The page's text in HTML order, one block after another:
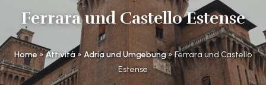
Ferrara und Castello Estense
Home»Attività»Adria und Umgebung»Ferrara und Castello
Estense